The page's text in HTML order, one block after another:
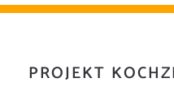
PROJEKT